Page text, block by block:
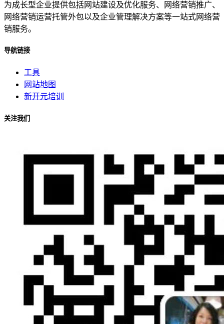
为成长型企业提供包括网站建设及优化服务、网络营销推广、
网络营销运营托管外包以及企业管理解决方案等一站式网络营
销服务。
导航链接
工具
网站地图
新开元培训
关注我们